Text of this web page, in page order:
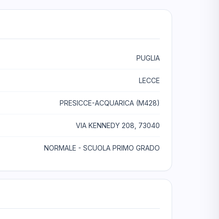
PUGLIA
LECCE
PRESICCE-ACQUARICA (M428)
VIA KENNEDY 208, 73040
NORMALE - SCUOLA PRIMO GRADO